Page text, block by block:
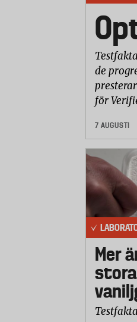
de
för
7 AUGUSTI
Mer